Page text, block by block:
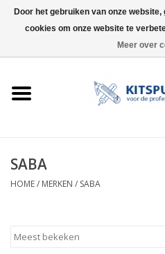
ELEKTRISCH
SABA
HOME/ MERKEN / SABA
Door het gebruiken van onze
cookies om onze website te
Meer over